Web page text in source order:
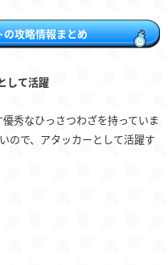
攻略情報まとめ
して活躍
秀なひっさつわざを持っていま
ので、アタッカーとして活躍す